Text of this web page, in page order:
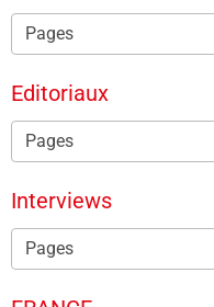
Editoriaux
Interviews